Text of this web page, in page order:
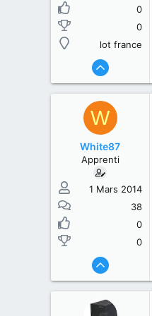
0
0
lot france
W
White87
Apprenti
1 Mars 2014
38
0
0